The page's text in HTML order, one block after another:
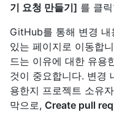
기 요청 만들기] 를 클
GitHub를 통해 변경 내
있는 페이지로 이동합
드는 이유에 대한 유용
것이 중요합니다. 변경
용한지 프로젝트 소유
막으로, Create pull